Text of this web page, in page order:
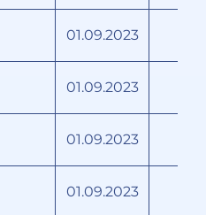
01.09.2023
01.09.2023
01.09.2023
01.09.2023